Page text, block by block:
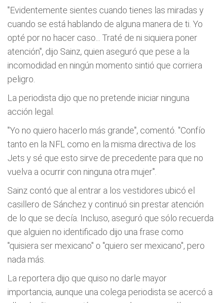
"Evidentemente sientes cuando tienes las miradas y
cuando se está hablando de alguna manera de ti. Yo
opté por no hacer caso... Traté de ni siquiera poner
atención", dijo Sainz, quien aseguró que pese a la
incomodidad en ningún momento sintió que corriera
peligro.
La periodista dijo que no pretende iniciar ninguna
acción legal.
"Yo no quiero hacerlo más grande", comentó. "Confí­o
tanto en la NFL como en la misma directiva de los
Jets y sé que esto sirve de precedente para que no
vuelva a ocurrir con ninguna otra mujer".
Sainz contó que al entrar a los vestidores ubicó el
casillero de Sánchez y continuó sin prestar atención
de lo que se decí­a. Incluso, aseguró que sólo recuerda
que alguien no identificado dijo una frase como
"quisiera ser mexicano" o "quiero ser mexicano", pero
nada más.
La reportera dijo que quiso no darle mayor
importancia, aunque una colega periodista se acercó a